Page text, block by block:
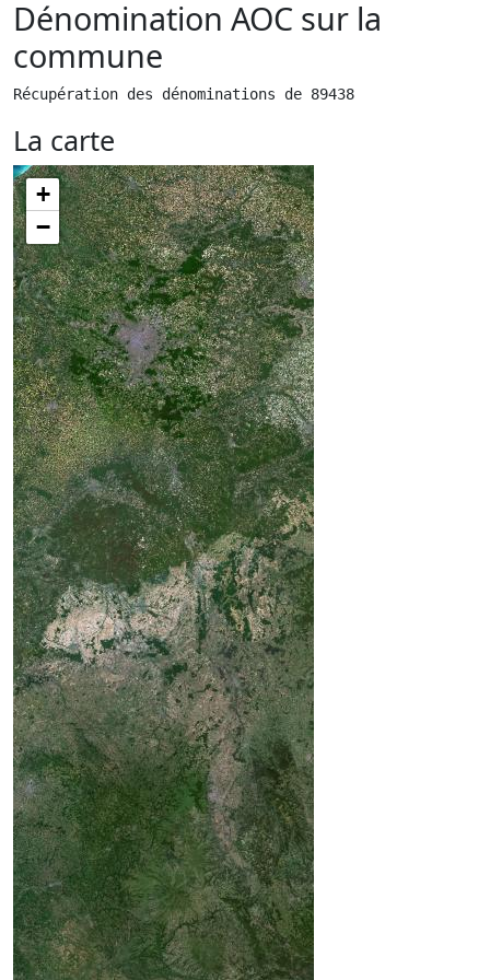
Dénomination AOC sur la
commune
Récupération des dénominations de 89438
La carte
+
−